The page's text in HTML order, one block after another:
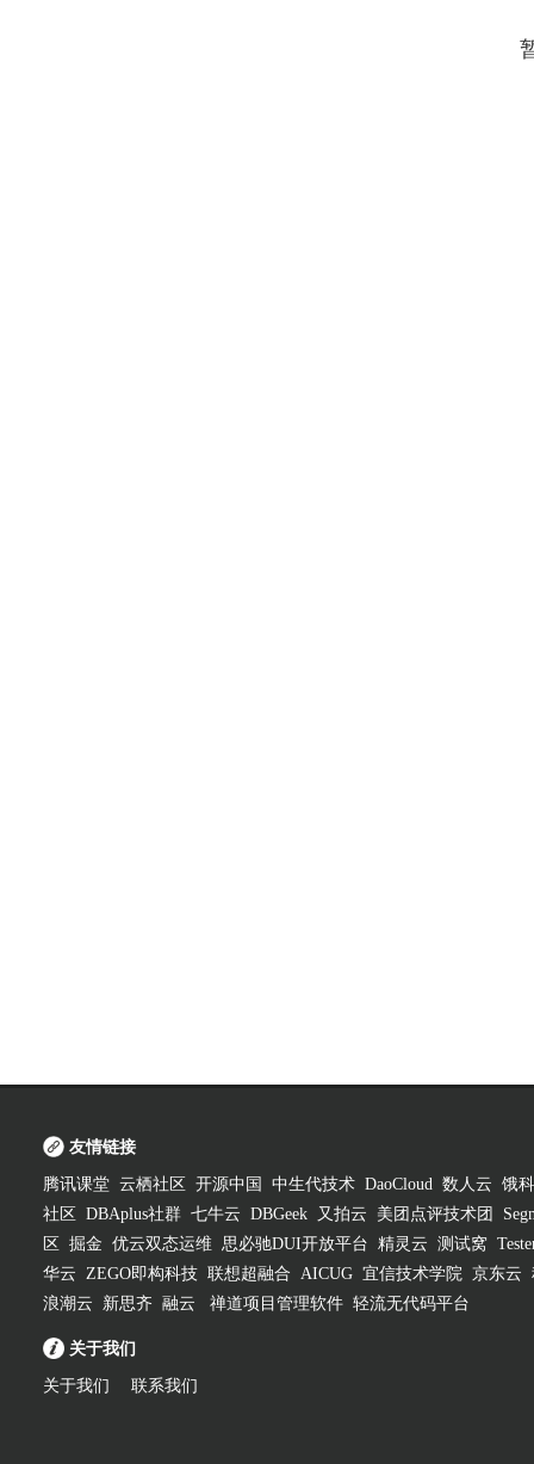
友情链接
腾讯课堂 云栖社区 开源中国 中生代技术 DaoCloud 数人云 饿
社区
DBAplus社群 七牛云 DBGeek 又拍云 美团点评技术团
区
掘金 优云双态运维 思必驰DUI开放平台 精灵云 测试窝
华云 ZEGO即构科技 联想超融合 AICUG 宜信技术学院 京东云
浪潮云
新思齐 融云 禅道项目管理软件 轻流无代码平台
关于我们
关于我们 联系我们